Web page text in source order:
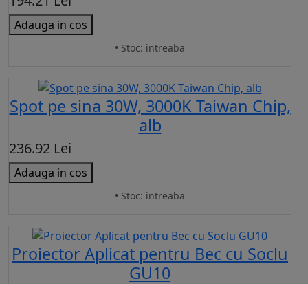
Adauga in cos
• Stoc: intreaba
Spot pe sina 30W, 3000K Taiwan Chip,
alb
236.92 Lei
Adauga in cos
• Stoc: intreaba
Proiector Aplicat pentru Bec cu Soclu
GU10